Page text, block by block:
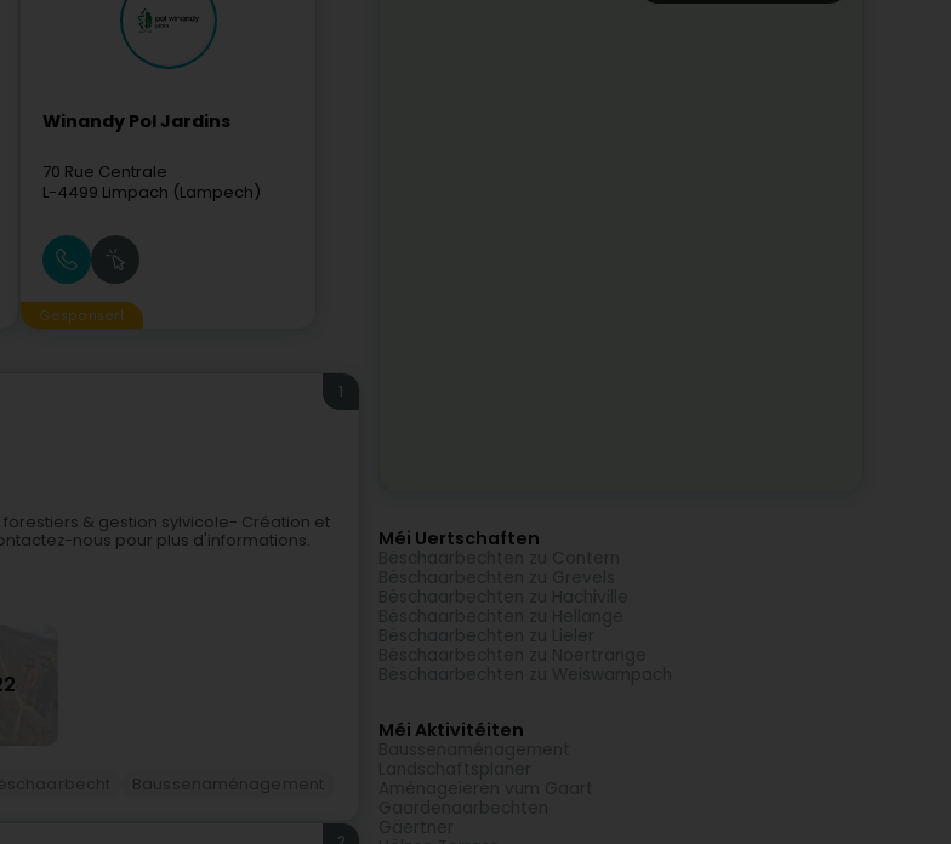
Winandy Pol Jardins
70 Rue Centrale
L-4499 Limpach (Lampech)
Gesponsert
1
& gestion sylvicole- Création et
nous pour plus d'informations.
Méi Uertschaften
Méi Aktivitéiten